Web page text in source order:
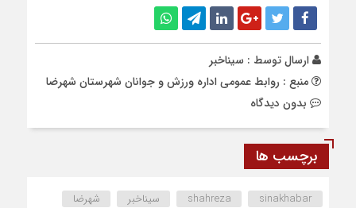
ارسال توسط : سیناخبر
منبع : روابط عمومی اداره ورزش و جوانان شهرستان شهرضا
بدون دیدگاه
برچسب ها
shahreza sinakhabar سیناخبر
شهرضا